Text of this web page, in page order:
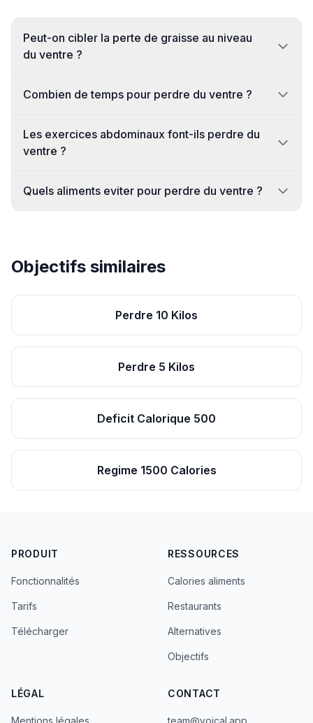
Peut-on cibler la perte de graisse au niveau
du ventre ?
Combien de temps pour perdre du ventre ?
Les exercices abdominaux font-ils perdre du
ventre ?
Quels aliments eviter pour perdre du ventre ?
Objectifs similaires
Perdre 10 Kilos
Perdre 5 Kilos
Deficit Calorique 500
Regime 1500 Calories
PRODUIT
Fonctionnalités
Tarifs
Télécharger
RESSOURCES
Calories aliments
Restaurants
Alternatives
Objectifs
LÉGAL
Mentions légales
CONTACT
team@voical.app